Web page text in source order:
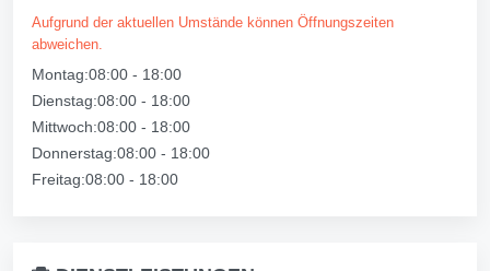
Aufgrund der aktuellen Umstände können Öffnungszeiten
abweichen.
Montag:08:00 - 18:00
Dienstag:08:00 - 18:00
Mittwoch:08:00 - 18:00
Donnerstag:08:00 - 18:00
Freitag:08:00 - 18:00